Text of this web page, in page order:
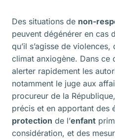
Des situations de non-
peuvent dégénérer en cas
qu’il s’agisse de
climat anxiogène. Dans ce
alerter rapidement les
notamment le juge aux
procureur de la
précis et en apportant des
protection de l’enfant
considération, et des